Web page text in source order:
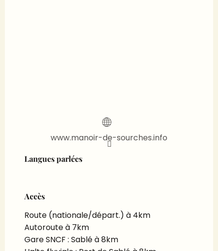
www.manoir-de-sourches.info
Langues parlées
Langues parlées
Accès
Accès
Route (nationale/départ.) à 4km
Autoroute à 7km
Gare SNCF : Sablé à 8km